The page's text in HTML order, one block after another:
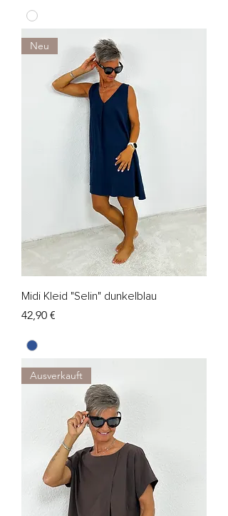
Neu
Midi Kleid "Selin" dunkelblau
Preis
42,90 €
Ausverkauft